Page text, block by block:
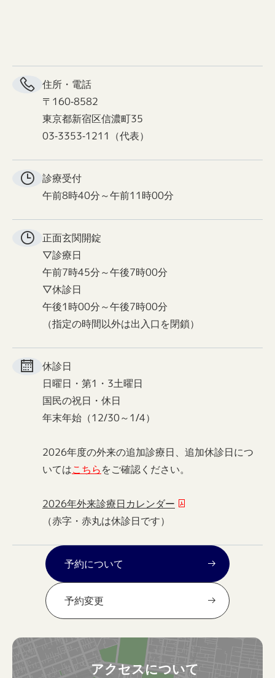
住所・電話
〒160-8582
東京都新宿区信濃町35
03-3353-1211（代表）
診療受付
午前8時40分～午前11時00分
正面玄関開錠
▽診療日
午前7時45分～午後7時00分
▽休診日
午後1時00分～午後7時00分
（指定の時間以外は出入口を閉鎖）
休診日
日曜日・第1・3土曜日
国民の祝日・休日
年末年始（12/30～1/4）
2026年度の外来の追加診療日、追加休診日につ
いてはこちらをご確認ください。
2026年外来診療日カレンダー
（赤字・赤丸は休診日です）
予約について
予約変更
アクセスについて